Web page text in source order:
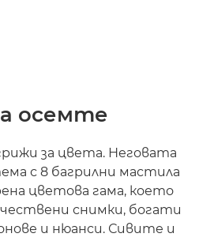
осемте
за цвета. Неговата
с 8 багрилни мастила
цветова гама, което
снимки, богати
и нюанси. Сивите и